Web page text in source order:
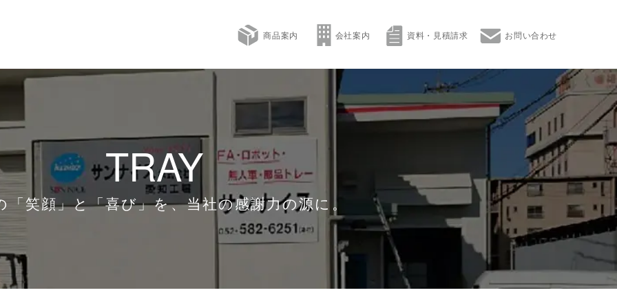
商品案内 会社案内 資料・見積請求 お問い合わせ
TRAY
「笑顔」と「喜び」を、当社の感謝力の源に。